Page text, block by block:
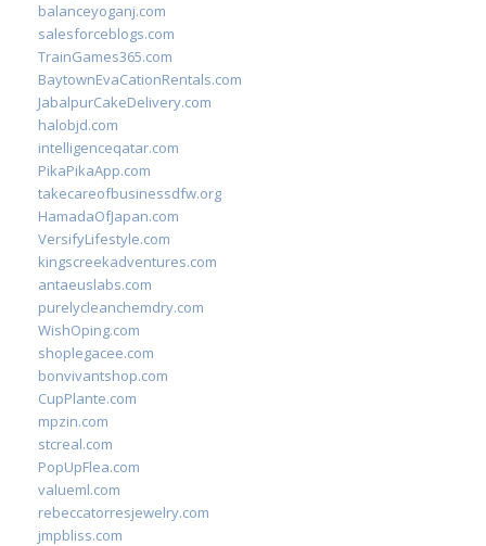
balanceyoganj.com
salesforceblogs.com
TrainGames365.com
BaytownEvaCationRentals.com
JabalpurCakeDelivery.com
halobjd.com
intelligenceqatar.com
PikaPikaApp.com
takecareofbusinessdfw.org
HamadaOfJapan.com
VersifyLifestyle.com
kingscreekadventures.com
antaeuslabs.com
purelycleanchemdry.com
WishOping.com
shoplegacee.com
bonvivantshop.com
CupPlante.com
mpzin.com
stcreal.com
PopUpFlea.com
valueml.com
rebeccatorresjewelry.com
jmpbliss.com